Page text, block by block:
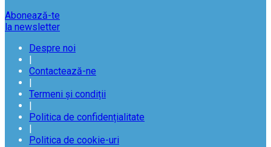
Abonează-te
la newsletter
Despre noi
Contactează-ne
Termeni și condiții
Politica de confidențialitate
Politica de cookie-uri